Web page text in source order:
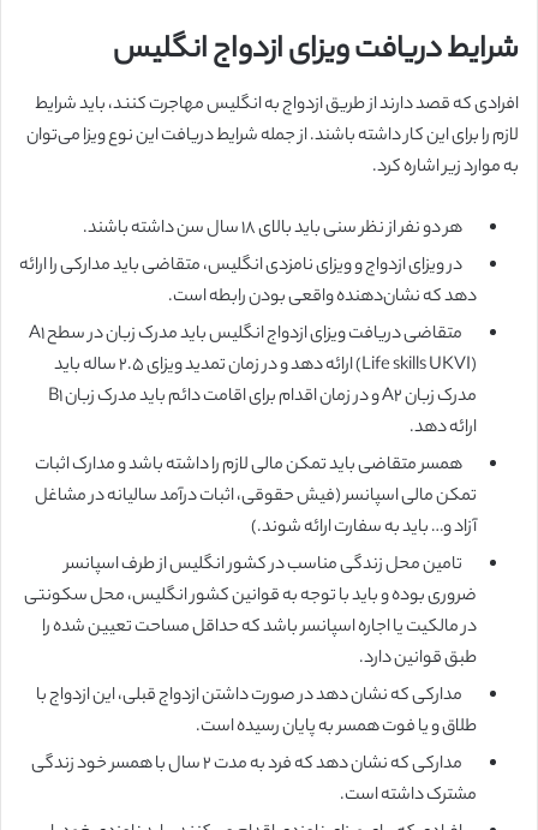
شرایط دریافت ویزای ازدواج انگلیس
افرادی که قصد دارند از طریق ازدواج به انگلیس مهاجرت کنند، باید شرایط
لازم را برای این کار داشته باشند. از جمله شرایط دریافت این نوع ویزا می‌توان
به موارد زیر اشاره کرد.
هر دو نفر از نظر سنی باید بالای ۱۸ سال سن داشته باشند.
در ویزای ازدواج و ویزای نامزدی انگلیس، متقاضی باید مدارکی را ارائه
دهد که نشان‌دهنده واقعی بودن رابطه است.
متقاضی دریافت ویزای ازدواج انگلیس باید مدرک زبان در سطح A1
(Life skills UKVI) ارائه دهد و در زمان تمدید ویزای 2.5 ساله باید
مدرک زبان A2 و در زمان اقدام برای اقامت دائم باید مدرک زبان B1
ارائه دهد.
همسر متقاضی باید تمکن مالی لازم را داشته باشد و مدارک اثبات
تمکن مالی اسپانسر (فیش حقوقی، اثبات درآمد سالیانه در مشاغل
آزاد و… باید به سفارت ارائه شوند.)
تامین محل زندگی مناسب در کشور انگلیس از طرف اسپانسر
ضروری بوده و باید با توجه به قوانین کشور انگلیس، محل سکونتی
در مالکیت یا اجاره اسپانسر باشد که حداقل مساحت تعیین شده را
طبق قوانین دارد.
مدارکی که نشان دهد در صورت داشتن ازدواج قبلی، این ازدواج با
طلاق و یا فوت همسر به پایان رسیده است.
مدارکی که نشان دهد که فرد به مدت ۲ سال با همسر خود زندگی
مشترک داشته است.